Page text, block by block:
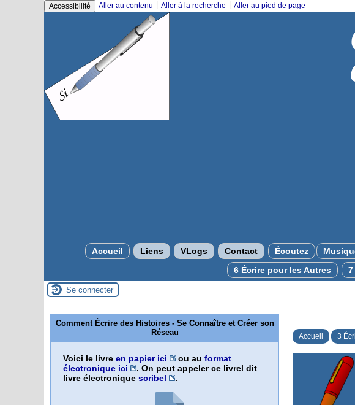
Accessibilité Aller au contenu Aller à la recherche Aller au pied de page
Accueil Liens VLogs Contact Écoutez
6 Écrire pour les Autres
7
Se connecter
Accueil 3
Comment Écrire des Histoires - Se Connaître et Créer son
Réseau
Voici le livre en papier ici ou au format
électronique ici
. On peut appeler ce livrel dit
livre électronique scribel .